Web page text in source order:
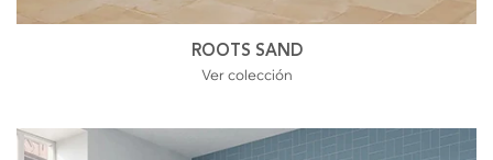
ROOTS SAND
Ver colección